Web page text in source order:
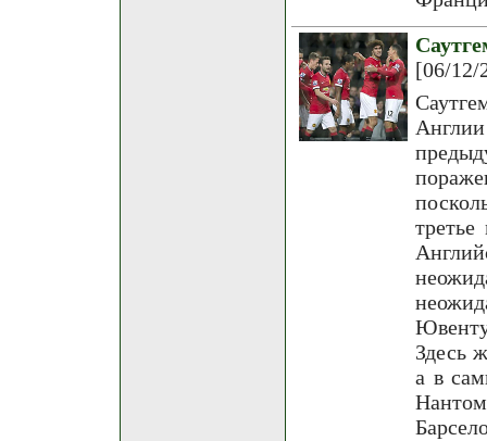
[06/12/
Здесь
а в